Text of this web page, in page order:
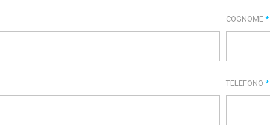
COGNOME*
TELEFONO*